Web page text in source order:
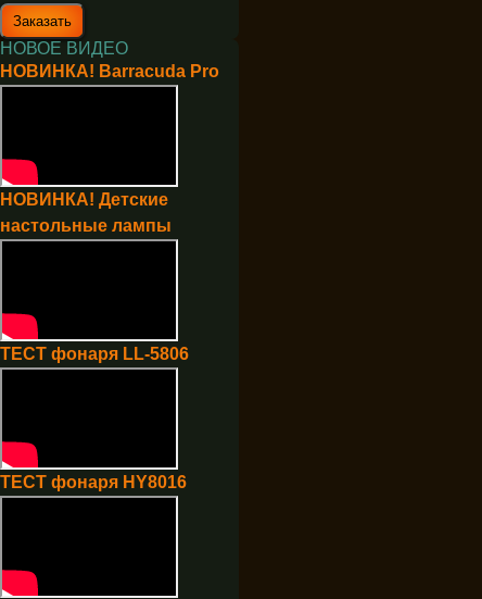
НОВОЕ ВИДЕО
НОВИНКА! Barracuda Pro
НОВИНКА! Детские
настольные лампы
ТЕСТ фонаря LL-5806
ТЕСТ фонаря HY8016